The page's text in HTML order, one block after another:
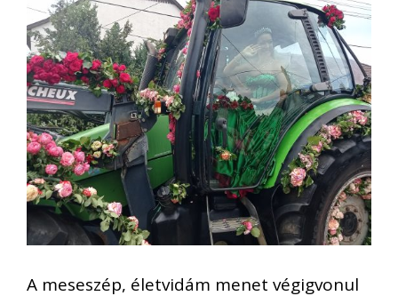
A meseszép, életvidám menet végigvonul